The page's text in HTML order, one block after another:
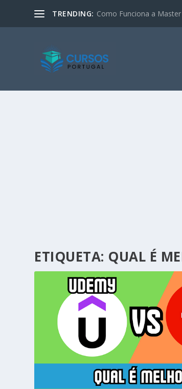
TRENDING: Como Funciona a
ETIQUETA: QUAL É